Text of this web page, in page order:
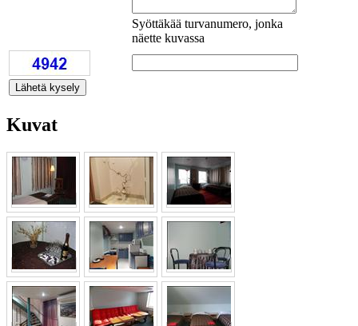
Syöttäkää turvanumero, jonka
näette kuvassa
Kuvat